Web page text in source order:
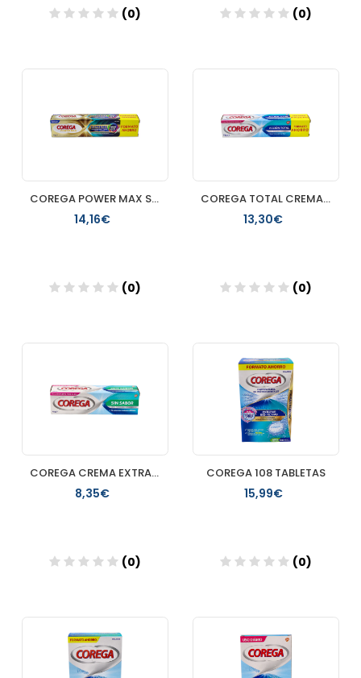
(0) (0)
COREGA POWER MAX SUPREME TODO EN 1 1 TUBO 70 G
14,16€
(0)
COREGA TOTAL CREMA FIJADORA ADHESIVO PROTESIS DENTAL 75 ML
13,30€
(0)
COREGA CREMA EXTRA FUERTE SIN SABOR ADHESIVO PROTESIS DENTAL
8,35€
(0)
COREGA 108 TABLETAS
15,99€
(0)